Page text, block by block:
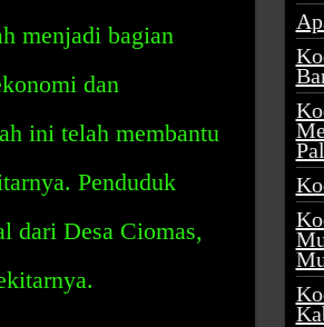
menjadi bagian
dan
ini telah membantu
Penduduk
dari Desa Ciomas,